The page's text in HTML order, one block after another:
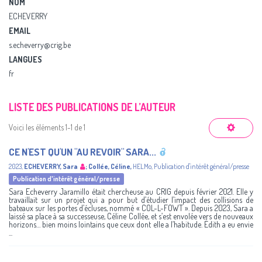
NOM
ECHEVERRY
EMAIL
s.echeverry@crig.be
LANGUES
fr
LISTE DES PUBLICATIONS DE L’AUTEUR
Voici les éléments 1-1 de 1
CE N'EST QU'UN "AU REVOIR" SARA...
2023, ECHEVERRY, Sara ; Collée, Céline, HELMo, Publication d'intérêt général/presse
Publication d'intérêt général/presse
Sara Echeverry Jaramillo était chercheuse au CRIG depuis février 2021. Elle y
travaillait sur un projet qui a pour but d’étudier l’impact des collisions de
bateaux sur les portes d’écluses, nommé « COL-L-FOWT ». Depuis 2023, Sara a
laissé sa place à sa successeuse, Céline Collée, et s’est envolée vers de nouveaux
horizons… bien moins lointains que ceux dont elle a l’habitude. Édith a eu envie